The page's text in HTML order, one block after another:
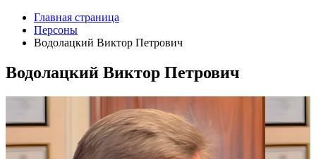
Главная страница
Персоны
Водолацкий Виктор Петрович
Водолацкий Виктор Петрович